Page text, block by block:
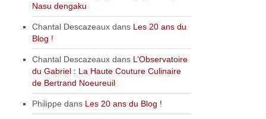
Nasu dengaku
Chantal Descazeaux dans Les 20 ans du
Blog !
Chantal Descazeaux dans L’Observatoire
du Gabriel : La Haute Couture Culinaire
de Bertrand Noeureuil
Philippe dans Les 20 ans du Blog !